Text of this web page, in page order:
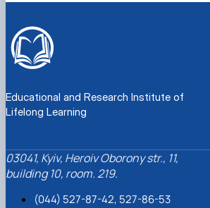
Educational and Research Institute of
Lifelong Learning
03041, Kyiv, Heroiv Oborony str., 11,
building 10, room. 219.
(044) 527-87-42, 527-86-53